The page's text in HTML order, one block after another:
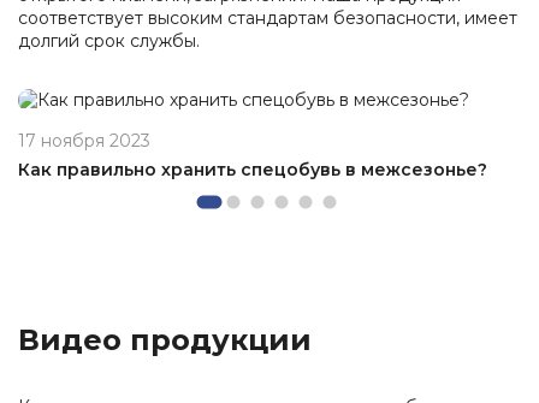
соответствует высоким стандартам безопасности, имеет
долгий срок службы.
17 ноября 2023
Как правильно хранить спецобувь в межсезонье?
Видео продукции